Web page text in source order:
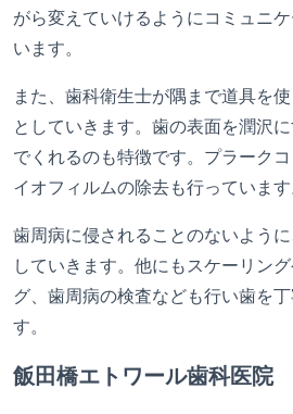
がら変えていけるようにコミュニ
います。
また、歯科衛生士が隅まで道具を
としていきます。歯の表面を潤沢
でくれるのも特徴です。プラーク
イオフィルムの除去も行っています
歯周病に侵されることのないよう
していきます。他にもスケーリン
グ、歯周病の検査なども行い歯を
す。
飯田橋エトワール歯科医院